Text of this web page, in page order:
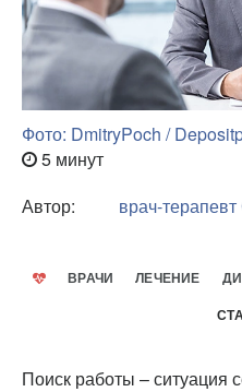
Фото: DmitryPoch /
5 минут
Автор:
врач-терапевт
ВРАЧИ ЛЕЧЕНИЕ
Поиск работы – ситуация